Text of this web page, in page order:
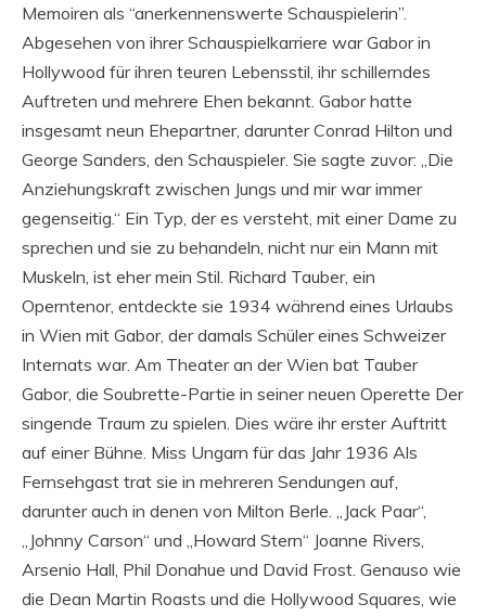
Memoiren als “anerkennenswerte Schauspielerin”.
Abgesehen von ihrer Schauspielkarriere war Gabor in
Hollywood für ihren teuren Lebensstil, ihr schillerndes
Auftreten und mehrere Ehen bekannt. Gabor hatte
insgesamt neun Ehepartner, darunter Conrad Hilton und
George Sanders, den Schauspieler. Sie sagte zuvor: „Die
Anziehungskraft zwischen Jungs und mir war immer
gegenseitig.“ Ein Typ, der es versteht, mit einer Dame zu
sprechen und sie zu behandeln, nicht nur ein Mann mit
Muskeln, ist eher mein Stil. Richard Tauber, ein
Operntenor, entdeckte sie 1934 während eines Urlaubs
in Wien mit Gabor, der damals Schüler eines Schweizer
Internats war. Am Theater an der Wien bat Tauber
Gabor, die Soubrette-Partie in seiner neuen Operette Der
singende Traum zu spielen. Dies wäre ihr erster Auftritt
auf einer Bühne. Miss Ungarn für das Jahr 1936 Als
Fernsehgast trat sie in mehreren Sendungen auf,
darunter auch in denen von Milton Berle. „Jack Paar“,
„Johnny Carson“ und „Howard Stern“ Joanne Rivers,
Arsenio Hall, Phil Donahue und David Frost. Genauso wie
die Dean Martin Roasts und die Hollywood Squares, wie